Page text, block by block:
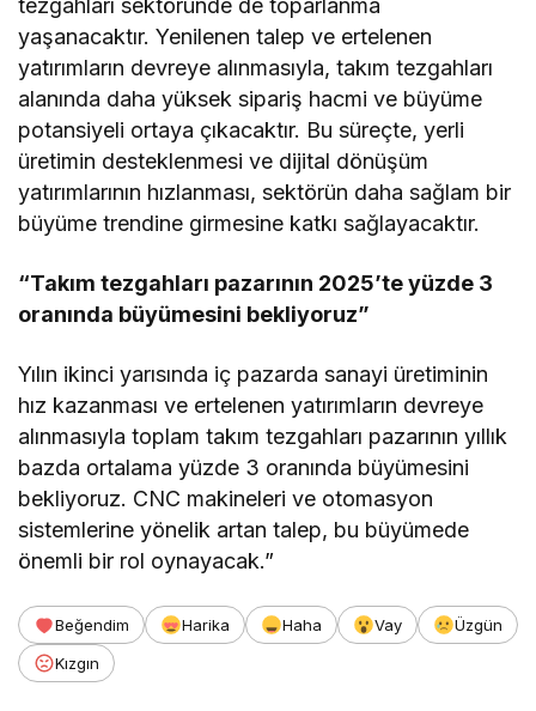
tezgahları sektöründe de toparlanma
yaşanacaktır. Yenilenen talep ve ertelenen
yatırımların devreye alınmasıyla, takım tezgahları
alanında daha yüksek sipariş hacmi ve büyüme
potansiyeli ortaya çıkacaktır. Bu süreçte, yerli
üretimin desteklenmesi ve dijital dönüşüm
yatırımlarının hızlanması, sektörün daha sağlam bir
büyüme trendine girmesine katkı sağlayacaktır.
“Takım tezgahları pazarının 2025’te yüzde 3
oranında büyümesini bekliyoruz”
Yılın ikinci yarısında iç pazarda sanayi üretiminin
hız kazanması ve ertelenen yatırımların devreye
alınmasıyla toplam takım tezgahları pazarının yıllık
bazda ortalama yüzde 3 oranında büyümesini
bekliyoruz. CNC makineleri ve otomasyon
sistemlerine yönelik artan talep, bu büyümede
önemli bir rol oynayacak.”
Beğendim Harika Haha Vay
Üzgün
Kızgın